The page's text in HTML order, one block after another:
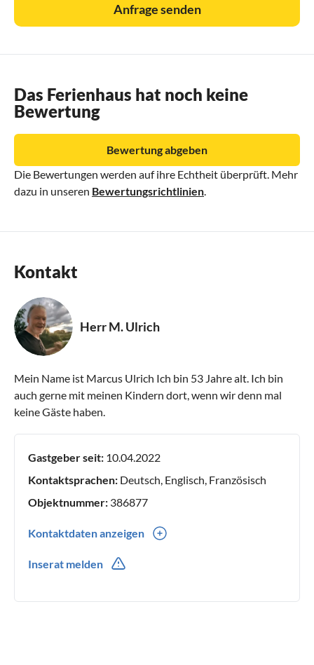
Anfrage senden
Das Ferienhaus hat noch keine
Bewertung
Die Bewertungen werden auf ihre Echtheit überprüft. Mehr
dazu in unseren Bewertungsrichtlinien
Bewertung abgeben
Kontakt
Herr M. Ulrich
Mein Name ist Marcus Ulrich Ich bin 53 Jahre alt. Ich bin
auch gerne mit meinen Kindern dort, wenn wir denn mal
keine Gäste haben.
Gastgeber seit: 10.04.2022
Kontaktsprachen: Deutsch, Englisch, Französisch
Objektnummer: 386877
Kontaktdaten anzeigen
Inserat melden